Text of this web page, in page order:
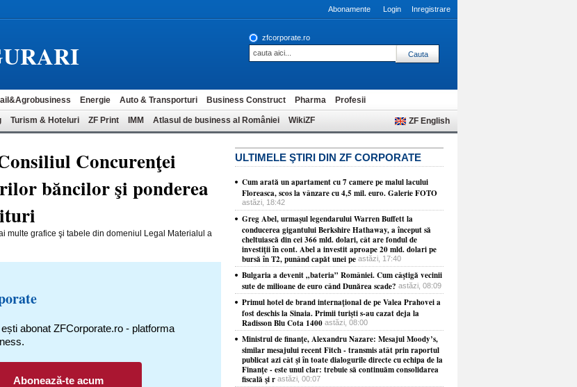
Abonamente Login Inregistrare
zfcorporate.ro
Energie Auto & Transporturi Business Construct Pharma Profesii
Turism & Hoteluri ZF Print IMM Atlasul de business al României WikiZF ZF English
Concurenţei
băncilor şi ponderea
multe grafice şi tabele din domeniul Legal Materialul a
abonat ZFCorporate.ro - platforma
Abonează-te acum
ULTIMELE ŞTIRI DIN ZF CORPORATE
Cum arată un apartament cu 7 camere pe malul lacului
Floreasca, scos la vânzare cu 4,5 mil. euro. Galerie FOTO
astăzi, 18:42
Greg Abel, urmaşul legendarului Warren Buffett la
conducerea gigantului Berkshire Hathaway, a început să
cheltuiască din cei 366 mld. dolari, cât are fondul de
investiţii în cont. Abel a investit aproape 20 mld. dolari pe
bursă în T2, punând capăt unei pe astăzi, 17:40
Bulgaria a devenit „bateria” României. Cum câştigă vecinii
sute de milioane de euro când Dunărea scade? astăzi, 08:09
​Primul hotel de brand internaţional de pe Valea Prahovei a
fost deschis la Sinaia. Primii turişti s-au cazat deja la
Radisson Blu Cota 1400 astăzi, 08:00
Ministrul de finanţe, Alexandru Nazare: Mesajul Moody’s,
similar mesajului recent Fitch - transmis atât prin raportul
publicat azi cât şi în toate dialogurile directe cu echipa de la
Finanţe - este unul clar: trebuie să continuăm consolidarea
fiscală şi r astăzi, 00:07